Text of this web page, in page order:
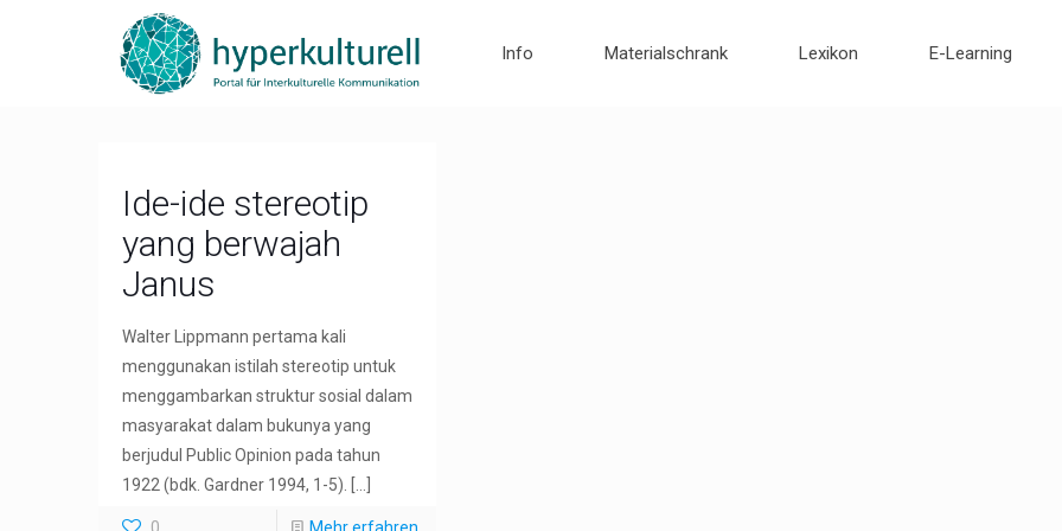
Info Materialschrank Lexikon E-Learning
Ide-ide stereotip
yang berwajah
Janus
Walter Lippmann pertama kali
menggunakan istilah stereotip untuk
menggambarkan struktur sosial dalam
masyarakat dalam bukunya yang
berjudul Public Opinion pada tahun
1922 (bdk. Gardner 1994, 1-5).